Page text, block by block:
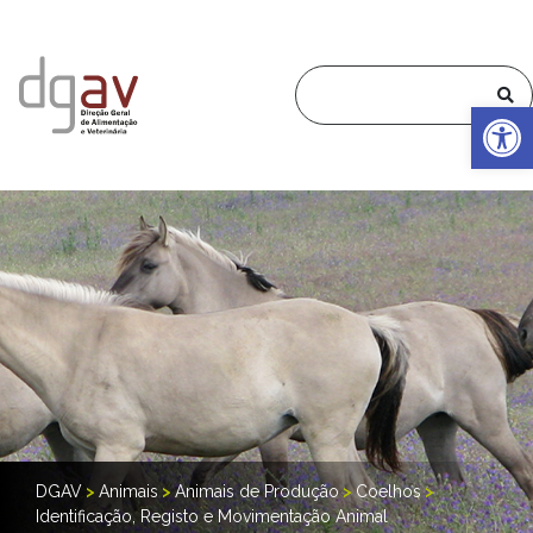
DGAV > Animais >Animais de Produção>Coelhos>
Identificação, Registo e Movimentação Animal